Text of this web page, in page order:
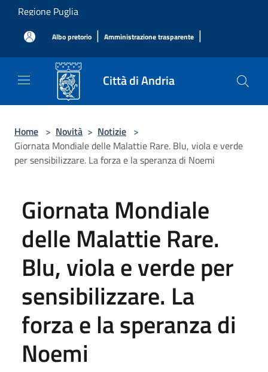
Salta al contenuto principale
Regione Puglia
Albo pretorio | Amministrazione trasparente |
Città di Andria
Home > Novità > Notizie >
Giornata Mondiale delle Malattie Rare. Blu, viola e verde
per sensibilizzare. La forza e la speranza di Noemi
Giornata Mondiale
delle Malattie Rare.
Blu, viola e verde per
sensibilizzare. La
forza e la speranza di
Noemi